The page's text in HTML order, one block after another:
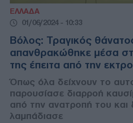
ΕΛΛΑΔΑ
01/06/2024 - 10:33
Βόλος: Τραγικός
απανθρακώθηκε μέσα
της έπειτα από την
Όπως όλα δείχνουν το
παρουσίασε διαρροή
από την ανατροπή του και
λαμπάδιασε